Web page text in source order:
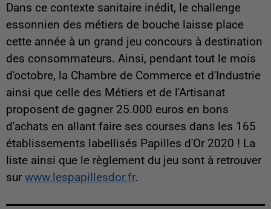
Dans ce contexte sanitaire inédit, le challenge
essonnien des métiers de bouche laisse place
cette année à un grand jeu concours à destination
des consommateurs. Ainsi, pendant tout le mois
d'octobre, la Chambre de Commerce et d'Industrie
ainsi que celle des Métiers et de l'Artisanat
proposent de gagner 25.000 euros en bons
d'achats en allant faire ses courses dans les 165
établissements labellisés Papilles d'Or 2020 ! La
liste ainsi que le règlement du jeu sont à retrouver
sur www.lespapillesdor.fr.